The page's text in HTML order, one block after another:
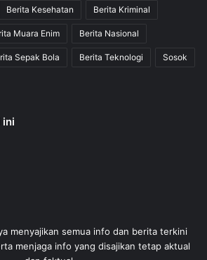
Berita Kesehatan Berita Kriminal
Muara Enim Berita Nasional
Sepak Bola Berita Teknologi Sosok
ini
menyajikan semua info dan berita terkini
menjaga info yang disajikan tetap aktual